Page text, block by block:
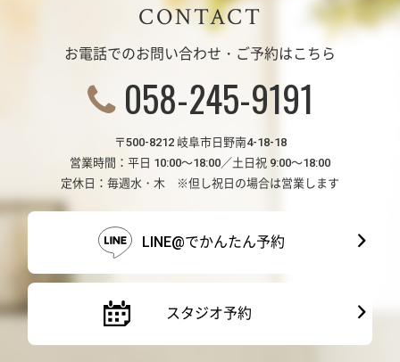
CONTACT
お電話でのお問い合わせ・ご予約はこちら
058-245-9191
〒500-8212 岐阜市日野南4-18-18
営業時間：平日 10:00～18:00／土日祝 9:00～18:00
定休日：毎週水・木 ※但し祝日の場合は営業します
LINE@でかんたん予約
スタジオ予約